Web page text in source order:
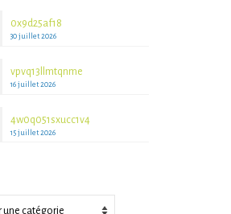
0x9d25af18
30 juillet 2026
vpvq13llmtqnme
16 juillet 2026
4w0q051sxucc1v4
15 juillet 2026